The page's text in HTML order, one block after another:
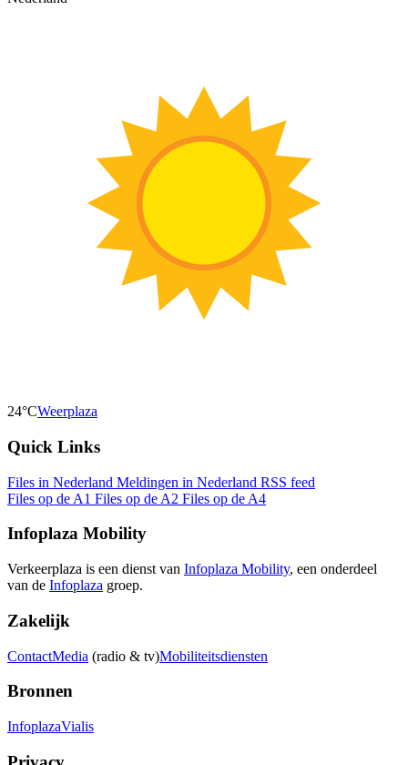
24°CWeerplaza
Quick Links
Files in Nederland Meldingen in Nederland RSS feed
Files op de A1 Files op de A2 Files op de A4
Infoplaza Mobility
Verkeerplaza is een dienst van Infoplaza Mobility, een onderdeel
van de Infoplaza groep.
Zakelijk
ContactMedia (radio & tv)Mobiliteitsdiensten
Bronnen
InfoplazaVialis